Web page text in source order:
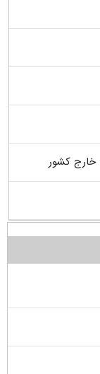
خارج کشور